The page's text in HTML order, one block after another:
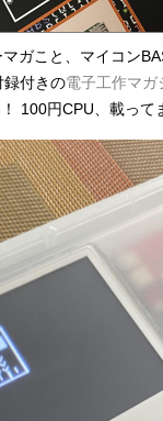
ガこと、マイコン
録付きの電子工作マガ
！ 100円CPU、載って